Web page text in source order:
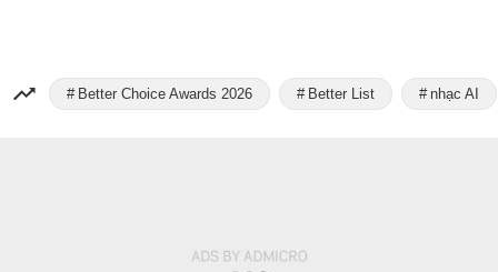
Better Choice Awards 2026 Better List nhạc AI